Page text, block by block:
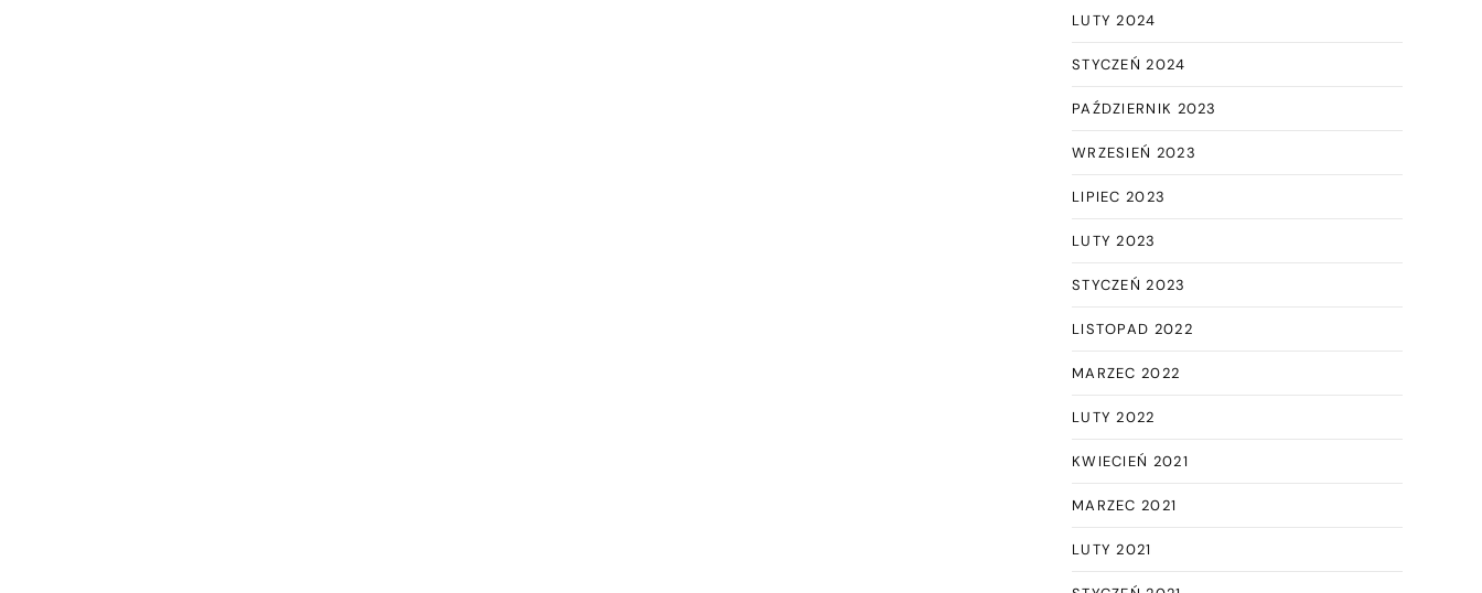
LUTY 2024
STYCZEŃ 2024
PAŹDZIERNIK 2023
WRZESIEŃ 2023
LIPIEC 2023
LUTY 2023
STYCZEŃ 2023
LISTOPAD 2022
MARZEC 2022
LUTY 2022
KWIECIEŃ 2021
MARZEC 2021
LUTY 2021